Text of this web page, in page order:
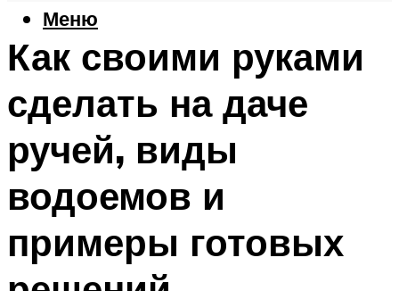
Меню
Как своими руками
сделать на даче
ручей, виды
водоемов и
примеры готовых